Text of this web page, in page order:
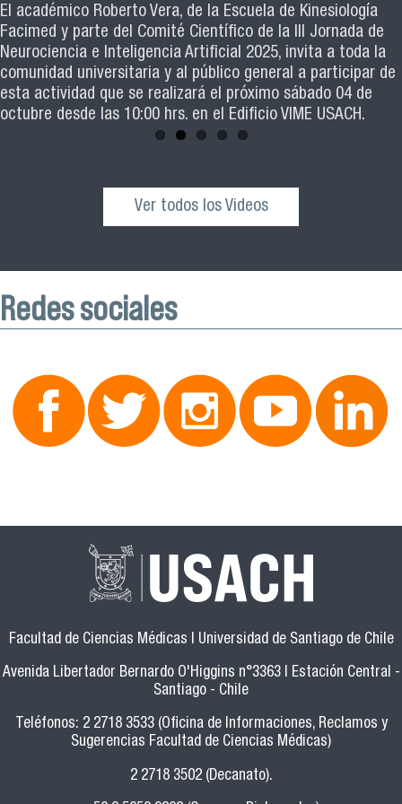
El académico Roberto Vera, de la Escuela de Kinesiología
Facimed y parte del Comité Científico de la III Jornada de
Neurociencia e Inteligencia Artificial 2025, invita a toda la
comunidad universitaria y al público general a participar de
esta actividad que se realizará el próximo sábado 04 de
octubre desde las 10:00 hrs. en el Edificio VIME USACH.
Revive la ceremonia de graduación de las y los egresados
de los cohortes 2021, 2022 y 2023 del Magister en Salud
Pública de nuestra facultad
Ver todos los Videos
Redes sociales
Facultad de Ciencias Médicas | Universidad de Santiago de Chile
Avenida Libertador Bernardo O'Higgins n°3363 | Estación Central -
Santiago - Chile
Teléfonos: 2 2718 3533 (Oficina de Informaciones, Reclamos y
Sugerencias Facultad de Ciencias Médicas)
2 2718 3502 (Decanato).